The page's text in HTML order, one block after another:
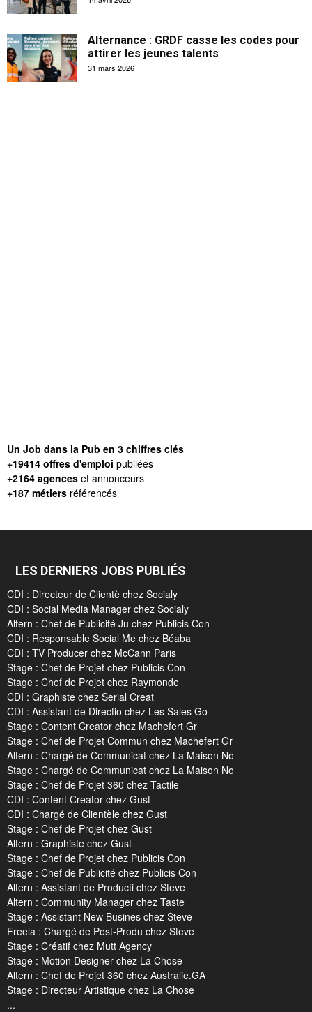
Alternance : GRDF casse les codes pour
attirer les jeunes talents
31 mars 2026
Un Job dans la Pub en 3 chiffres clés
+19414 offres d'emploi publiées
+2164 agences et annonceurs
+187 métiers référencés
LES DERNIERS JOBS PUBLIÉS
CDI : Directeur de Clientè chez Socialy
CDI : Social Media Manager chez Socialy
Altern : Chef de Publicité Ju chez Publicis Con
CDI : Responsable Social Me chez Béaba
CDI : TV Producer chez McCann Paris
Stage : Chef de Projet chez Publicis Con
Stage : Chef de Projet chez Raymonde
CDI : Graphiste chez Serial Creat
CDI : Assistant de Directio chez Les Sales Go
Stage : Content Creator chez Machefert Gr
Stage : Chef de Projet Commun chez Machefert Gr
Altern : Chargé de Communicat chez La Maison No
Stage : Chargé de Communicat chez La Maison No
Stage : Chef de Projet 360 chez Tactile
CDI : Content Creator chez Gust
CDI : Chargé de Clientèle chez Gust
Stage : Chef de Projet chez Gust
Altern : Graphiste chez Gust
Stage : Chef de Projet chez Publicis Con
Stage : Chef de Publicité chez Publicis Con
Altern : Assistant de Producti chez Steve
Altern : Community Manager chez Taste
Stage : Assistant New Busines chez Steve
Freela : Chargé de Post-Produ chez Steve
Stage : Créatif chez Mutt Agency
Stage : Motion Designer chez La Chose
Altern : Chef de Projet 360 chez Australie.GA
Stage : Directeur Artistique chez La Chose
...